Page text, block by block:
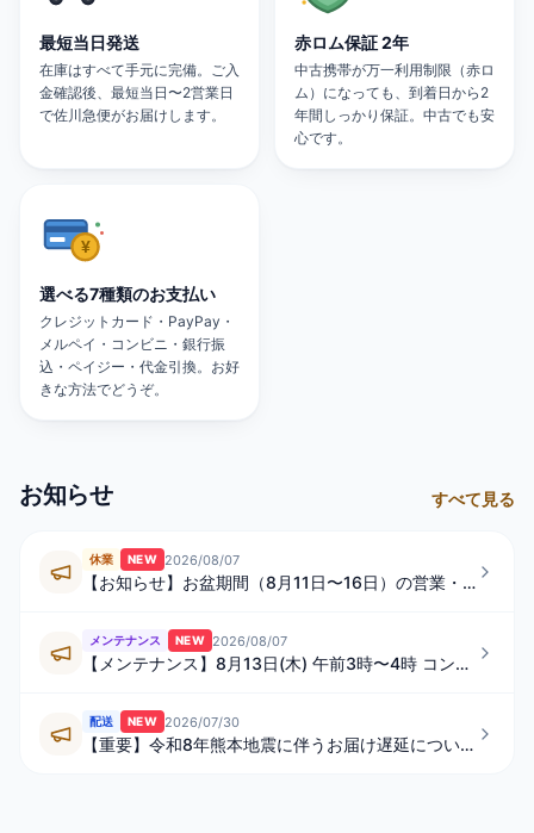
最短当日発送
在庫はすべて手元に完備。ご入
金確認後、最短当日〜2営業日
で佐川急便がお届けします。
赤ロム保証 2年
中古携帯が万一利用制限（赤ロ
ム）になっても、到着日から2
年間しっかり保証。中古でも安
心です。
選べる7種類のお支払い
クレジットカード・PayPay・
メルペイ・コンビニ・銀行振
込・ペイジー・代金引換。お好
きな方法でどうぞ。
お知らせ すべて見る
休業 NEW 2026/08/07
【お知らせ】お盆期間（8月11日〜16日）の営業・発送スケジュールについて
メンテナンス NEW 2026/08/07
【メンテナンス】8月13日(木) 午前3時〜4時 コンビニ払い・ペイジーの一時的なご利用制限について
配送 NEW 2026/07/30
【重要】令和8年熊本地震に伴うお届け遅延について